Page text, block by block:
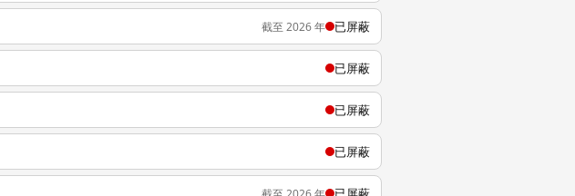
截至 2026 年 已屏蔽
已屏蔽
已屏蔽
已屏蔽